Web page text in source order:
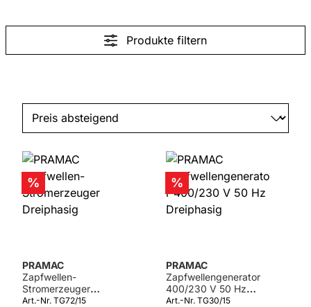
Produkte filtern
Rabatt
%
PRAMAC
Zapfwellen-
Stromerzeuger
Dreiphasig
Art.-Nr. TG72/15
Rabatt
%
PRAMAC
Zapfwellengenerator
400/230 V 50 Hz
Dreiphasig
Art.-Nr. TG30/15